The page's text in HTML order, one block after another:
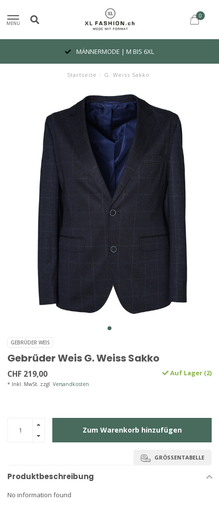
MENU
0
MÄNNERMODE | M BIS 6XL
Startseite / G. Weiss Sakko
GEBRÜDER WEIS
Gebrüder Weis G. Weiss Sakko
CHF 219,00
* Inkl. MwSt. zzgl. Versandkosten
Auf Lager (2)
Zum Warenkorb hinzufügen
GRÖSSENTABELLE
Produktbeschreibung
No information found